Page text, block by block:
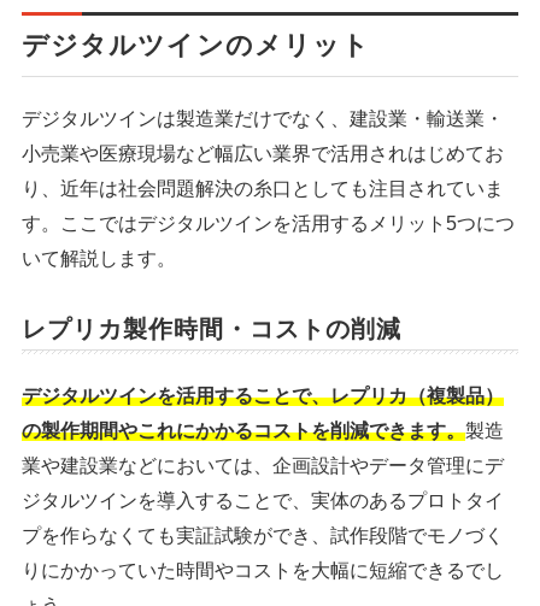
デジタルツインのメリット
デジタルツインは製造業だけでなく、建設業・輸送業・
小売業や医療現場など幅広い業界で活用されはじめてお
り、近年は社会問題解決の糸口としても注目されていま
す。ここではデジタルツインを活用するメリット5つにつ
いて解説します。
レプリカ製作時間・コストの削減
デジタルツインを活用することで、レプリカ（複製品）
の製作期間やこれにかかるコストを削減できます。製造
業や建設業などにおいては、企画設計やデータ管理にデ
ジタルツインを導入することで、実体のあるプロトタイ
プを作らなくても実証試験ができ、試作段階でモノづく
りにかかっていた時間やコストを大幅に短縮できるでし